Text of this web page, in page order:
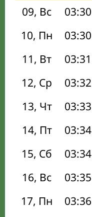
09, Вс
03:30
10, Пн
03:30
11, Вт
03:31
12, Ср
03:32
13, Чт
03:33
14, Пт
03:34
15, Сб
03:34
16, Вс
03:35
17, Пн
03:36